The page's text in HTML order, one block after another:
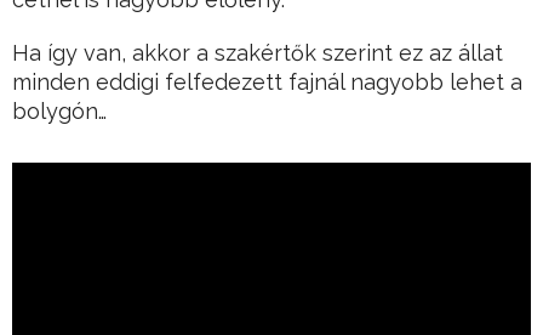
Ha így van, akkor a szakértők szerint ez az állat
minden eddigi felfedezett fajnál nagyobb lehet a
bolygón…